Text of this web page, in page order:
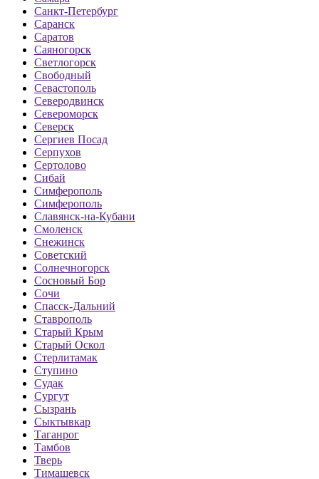
Санкт-Петербург
Саранск
Саратов
Саяногорск
Светлогорск
Свободный
Севастополь
Северодвинск
Североморск
Северск
Сергиев Посад
Серпухов
Сертолово
Сибай
Симферополь
Симферополь
Славянск-на-Кубани
Смоленск
Снежинск
Советский
Солнечногорск
Сосновый Бор
Сочи
Спасск-Дальний
Ставрополь
Старый Крым
Старый Оскол
Стерлитамак
Ступино
Судак
Сургут
Сызрань
Сыктывкар
Таганрог
Тамбов
Тверь
Тимашевск